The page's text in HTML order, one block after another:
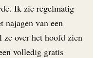
Ik zie regelmatig
najagen van een
over het hoofd zien
volledig gratis